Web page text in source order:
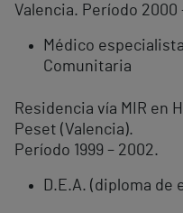
Valencia. Período 2000
Médico
Comunitaria
Residencia vía MIR en
Peset (Valencia).
Período 1999 – 2002.
D.E.A. (diploma de